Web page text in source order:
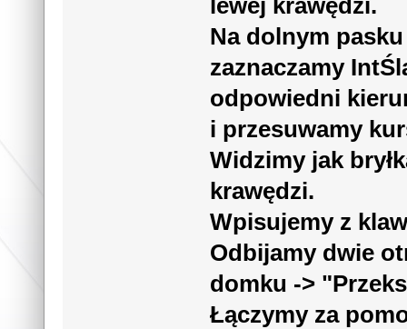
Na dolnym
zaznaczamy
odpowiedni
i przesuwamy
Widzimy jak
krawędzi.
Wpisujemy z
Odbijamy dwie
domku ->
Łączymy za